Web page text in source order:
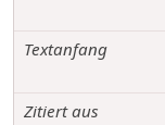
Textanfang
Zitiert aus